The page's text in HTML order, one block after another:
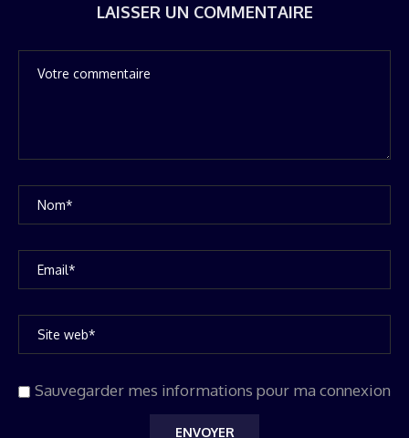
LAISSER UN COMMENTAIRE
Sauvegarder mes informations pour ma connexion